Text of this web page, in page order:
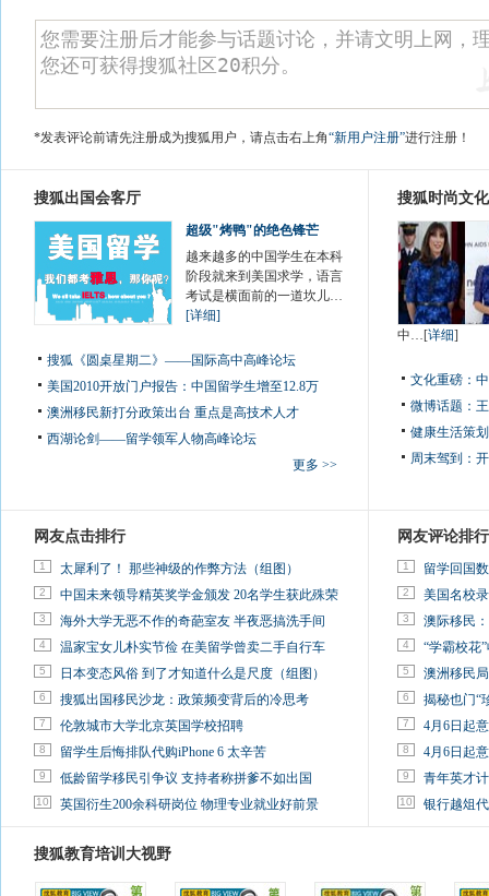
*发表评论前请先注册成为搜狐用户，请点击右上角“新用户注册”进行注册！
搜狐出国会客厅
超级"烤鸭"的绝色锋芒
越来越多的中国学生在本科
阶段就来到美国求学，语言
考试是横面前的一道坎儿…
[详细]
搜狐《圆桌星期二》——国际高中高峰论坛
美国2010开放门户报告：中国留学生增至12.8万
澳洲移民新打分政策出台 重点是高技术人才
西湖论剑——留学领军人物高峰论坛
更多 >>
搜狐时尚文
中…[详细]
文化重磅：
微博话题：
健康生活策
周末驾到：
网友点击排行
1 太犀利了！ 那些神级的作弊方法（组图）
2 中国未来领导精英奖学金颁发 20名学生获此殊荣
3 海外大学无恶不作的奇葩室友 半夜恶搞洗手间
4 温家宝女儿朴实节俭 在美留学曾卖二手自行车
5 日本变态风俗 到了才知道什么是尺度（组图）
6 搜狐出国移民沙龙：政策频变背后的冷思考
7 伦敦城市大学北京英国学校招聘
8 留学生后悔排队代购iPhone 6 太辛苦
9 低龄留学移民引争议 支持者称拼爹不如出国
10 英国衍生200余科研岗位 物理专业就业好前景
网友评论排行
1 留学回国
2 美国名校
3 澳际移民
4 “学霸校花
5 澳洲移民
6 揭秘也门“
7 4月6日起
8 4月6日起
9 青年英才
10 银行越俎
搜狐教育培训大视野